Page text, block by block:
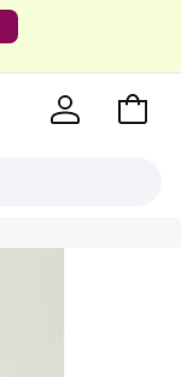
Zum